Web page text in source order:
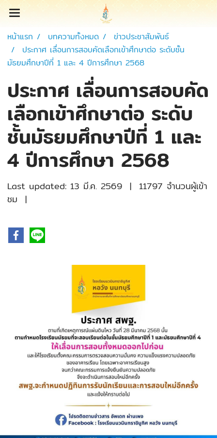
หน้าแรก บทความทั้งหมด
ข่าวประชาสัมพันธ์
ประกาศ เลื่อนการสอบคัดเลือกเข้าศึกษาต่อ ระดับชั้น
มัธยมศึกษาปีที่ 1 และ 4 ปีการศึกษา 2568
ประกาศ เลื่อนการสอบคัด
เลือกเข้าศึกษาต่อ ระดับ
ชั้นมัธยมศึกษาปีที่ 1 และ
4 ปีการศึกษา 2568
Last updated: 13 มี.ค. 2569 | 11797 จำนวนผู้เข้า
ชม |